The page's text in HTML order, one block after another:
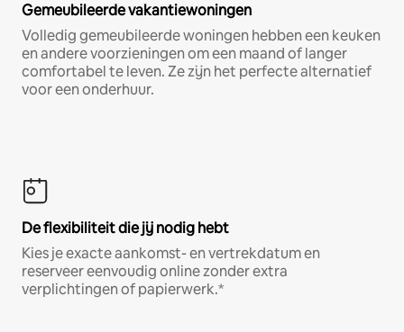
Gemeubileerde vakantiewoningen
Volledig gemeubileerde woningen hebben een keuken
en andere voorzieningen om een maand of langer
comfortabel te leven. Ze zijn het perfecte alternatief
voor een onderhuur.
De flexibiliteit die jij nodig hebt
Kies je exacte aankomst- en vertrekdatum en
reserveer eenvoudig online zonder extra
verplichtingen of papierwerk.*